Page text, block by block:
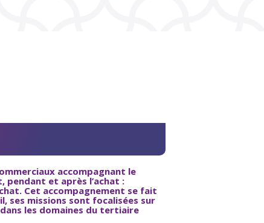
accompagnant le
pendant et après l’achat :
Cet accompagnement se fait
ses missions sont focalisées sur
les domaines du tertiaire